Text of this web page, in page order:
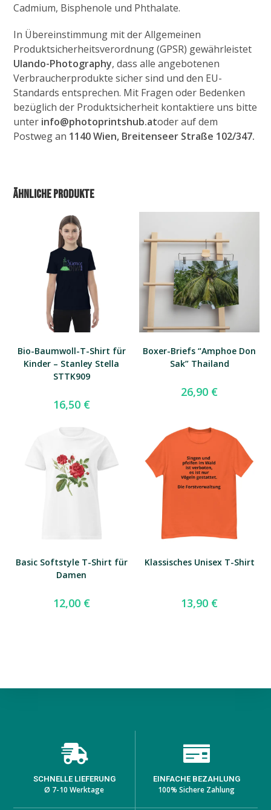
Cadmium, Bisphenole und Phthalate.
In Übereinstimmung mit der Allgemeinen
Produktsicherheitsverordnung (GPSR) gewährleistet
Ulando-Photography, dass alle angebotenen
Verbraucherprodukte sicher sind und den EU-
Standards entsprechen. Mit Fragen oder Bedenken
bezüglich der Produktsicherheit kontaktiere uns bitte
unter info@photoprintshub.atoder auf dem
Postweg an 1140 Wien, Breitenseer Straße 102/347.
Ähnliche Produkte
Bio-Baumwoll-T-Shirt für
Kinder – Stanley Stella
STTK909
16,50 €
Boxer-Briefs “Amphoe Don
Sak” Thailand
26,90 €
Basic Softstyle T-Shirt für
Damen
12,00 €
Klassisches Unisex T-Shirt
13,90 €
SCHNELLE LIEFERUNG
Ø 7-10 Werktage
EINFACHE BEZAHLUNG
100% Sichere Zahlung